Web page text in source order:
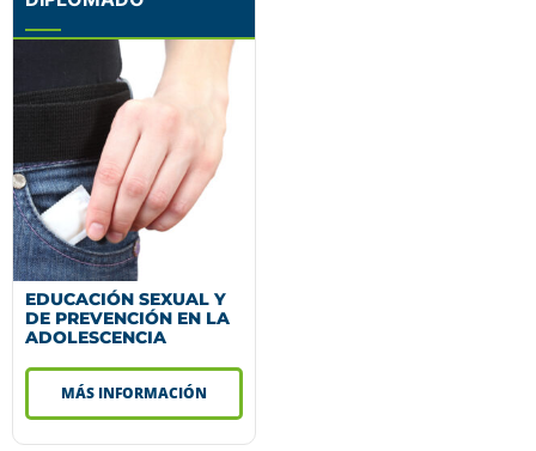
EDUCACIÓN SEXUAL Y
DE PREVENCIÓN EN LA
ADOLESCENCIA
MÁS INFORMACIÓN